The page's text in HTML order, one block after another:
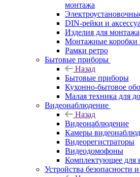
монтажа
DIN-рейки и
Изделия для монтажа
Монтажные коробки
Рамки ретро
Бытовые приборы
Назад
Бытовые приборы
Кухонно-бытовое
Малая техника для
Видеонаблюдение
Назад
Видеонаблюдение
Камеры
Видеорегистраторы
Видеодомофоны
Комплектующее для
Устройства безопасности